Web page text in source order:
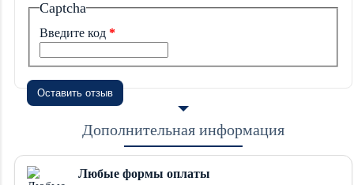
Captcha
Введите код
Оставить отзыв
Дополнительная информация
Любые формы оплаты